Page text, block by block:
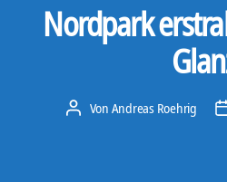
Nordpark
Beitragsautor
Von Andreas Roehrig